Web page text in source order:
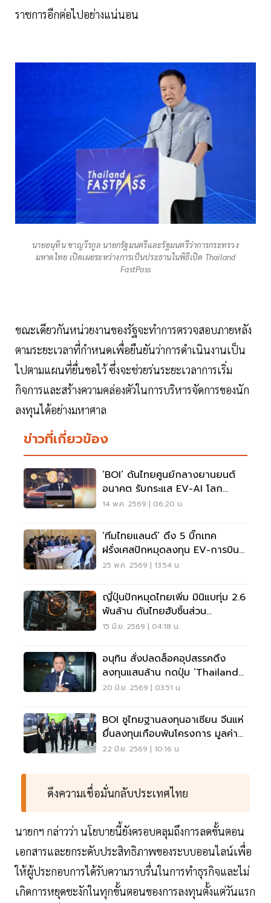
ราชการอีกต่อไปอย่างแน่นอน
นายอนุทิน ชาญวีรกูล นายกรัฐมนตรีและรัฐมนตรีว่าการกระทรวง
มหาดไทย เปิดเผยระหว่างการเป็นประธานในพิธีเปิด Thailand
FastPass
ขณะเดียวกันหน่วยงานของรัฐจะทำการตรวจสอบภายหลัง
ตามระยะเวลาที่กำหนดเพื่อยืนยันว่าการดำเนินงานเป็น
ไปตามแผนที่ยื่นขอไว้ ซึ่งจะช่วยร่นระยะเวลาการเริ่ม
กิจการและสร้างความคล่องตัวในการบริหารจัดการของนัก
ลงทุนได้อย่างมหาศาล
ข่าวที่เกี่ยวข้อง
‘BOI’ ดันไทยศูนย์กลางยานยนต์
อนาคต รับกระแส EV-AI โลก
เปลี่ยน
14 พ.ค. 2569 | 06:20 น.
‘ทีมไทยแลนด์’ ดึง 5 บิ๊กเทค
ฝรั่งเศสปักหมุดลงทุน EV-การบิน-
ดิจิทัล
25 พ.ค. 2569 | 13:54 น.
ญี่ปุ่นปักหมุดไทยเพิ่ม มินิแบทุ่ม 2.6
พันล้าน ดันไทยฮับชิ้นส่วน
อากาศยานโลก
15 มิ.ย. 2569 | 04:18 น.
อนุทิน สั่งปลดล็อคอุปสรรคดึง
ลงทุนแสนล้าน กดปุ่ม ‘Thailand
FastPass’ 23 มิ.ย.นี้
20 มิ.ย. 2569 | 03:51 น.
BOI ชูไทยฐานลงทุนอาเซียน จีนแห่
ยื่นลงทุนเกือบพันโครงการ มูลค่า
ทะลุ 1.7 แสนล้าน
22 มิ.ย. 2569 | 10:16 น.
ดึงความเชื่อมั่นกลับประเทศไทย
นายกฯ กล่าวว่า นโยบายนี้ยังครอบคลุมถึงการลดขั้นตอน
เอกสารและยกระดับประสิทธิภาพของระบบออนไลน์เพื่อ
ให้ผู้ประกอบการได้รับความราบรื่นในการทำธุรกิจและไม่
เกิดการหยุดชะงักในทุกขั้นตอนของการลงทุนตั้งแต่วันแรก